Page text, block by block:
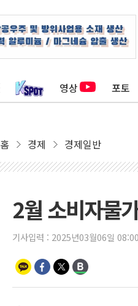
영상 포토
홈 경제 경제일반
2월 소비자물
기사입력 : 2025년03월06일 08:00